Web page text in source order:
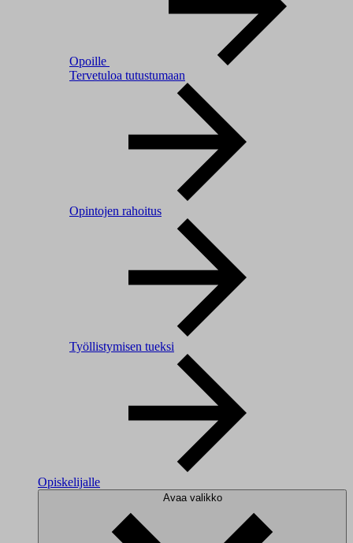
Opoille
Tervetuloa tutustumaan
Opintojen rahoitus
Työllistymisen tueksi
Opiskelijalle
Avaa valikko